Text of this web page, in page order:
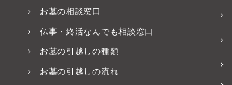
お墓の相談窓口
仏事・終活なんでも相談窓口
お墓の引越しの種類
お墓の引越しの流れ